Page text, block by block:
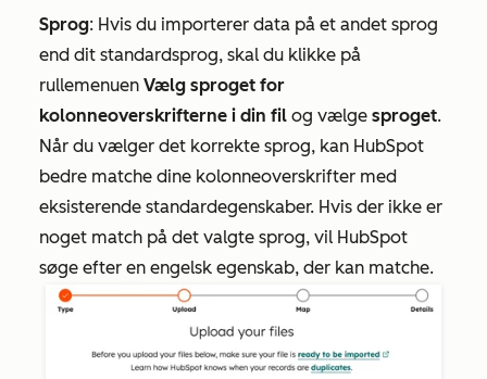
Sprog: Hvis du importerer data på et andet sprog
end dit standardsprog, skal du klikke på
rullemenuen Vælg sproget for
kolonneoverskrifterne i din fil og vælge sproget.
Når du vælger det korrekte sprog, kan HubSpot
bedre matche dine kolonneoverskrifter med
eksisterende standardegenskaber. Hvis der ikke er
noget match på det valgte sprog, vil HubSpot
søge efter en engelsk egenskab, der kan matche.